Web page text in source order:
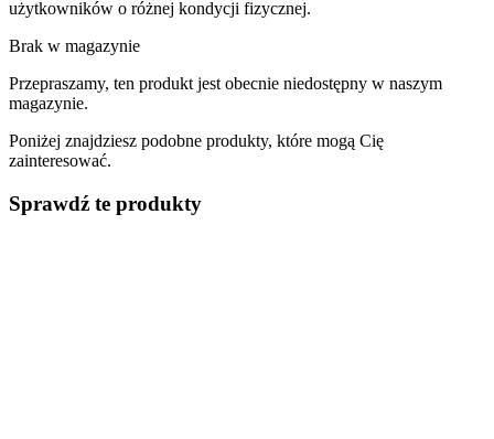
użytkowników o różnej kondycji fizycznej.
Brak w magazynie
Przepraszamy, ten produkt jest obecnie niedostępny w naszym
magazynie.
Poniżej znajdziesz podobne produkty, które mogą Cię
zainteresować.
Sprawdź te produkty